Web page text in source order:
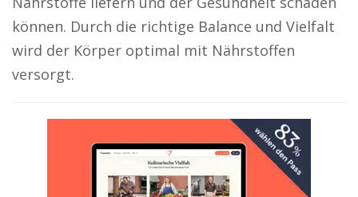
können. Durch die richtige Balance und Vielfalt
wird der Körper optimal mit Nährstoffen
versorgt.